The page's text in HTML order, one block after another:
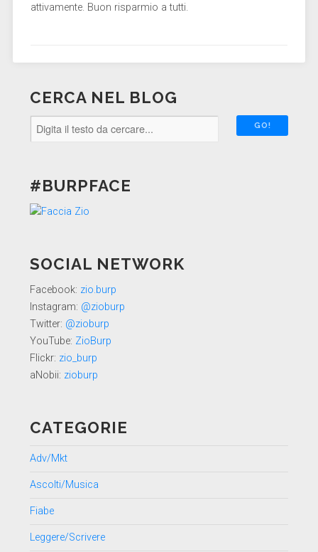
attivamente. Buon risparmio a tutti.
CERCA NEL BLOG
#BURPFACE
SOCIAL NETWORK
Facebook: zio.burp
Instagram: @zioburp
Twitter: @zioburp
YouTube: ZioBurp
Flickr: zio_burp
aNobii: zioburp
CATEGORIE
Adv/Mkt
Ascolti/Musica
Fiabe
Leggere/Scrivere